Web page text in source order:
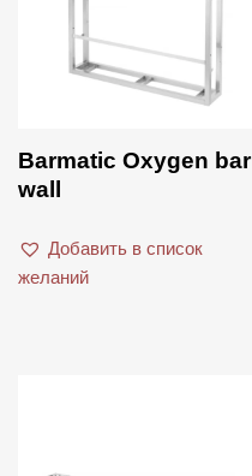
Barmatic Oxygen bar
wall
Добавить в список
желаний